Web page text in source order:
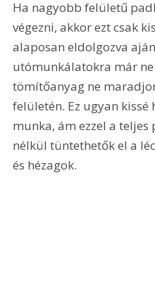
Ha nagyobb felületű
végezni, akkor ezt csak
alaposan eldolgozva
utómunká­latokra már ne
tömítőanyag ne
felületén. Ez ugyan kissé
munka, ám ezzel a
nélkül tüntethetők el a
és hézagok.